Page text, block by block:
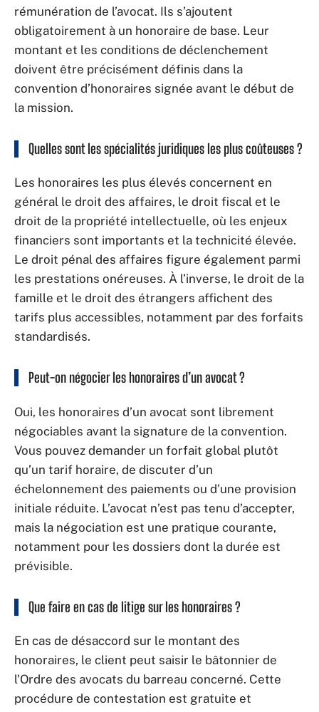
rémunération de l’avocat. Ils s’ajoutent
obligatoirement à un honoraire de base. Leur
montant et les conditions de déclenchement
doivent être précisément définis dans la
convention d’honoraires signée avant le début de
la mission.
Quelles sont les spécialités juridiques les plus coûteuses ?
Les honoraires les plus élevés concernent en
général le droit des affaires, le droit fiscal et le
droit de la propriété intellectuelle, où les enjeux
financiers sont importants et la technicité élevée.
Le droit pénal des affaires figure également parmi
les prestations onéreuses. À l’inverse, le droit de la
famille et le droit des étrangers affichent des
tarifs plus accessibles, notamment par des forfaits
standardisés.
Peut-on négocier les honoraires d’un avocat ?
Oui, les honoraires d’un avocat sont librement
négociables avant la signature de la convention.
Vous pouvez demander un forfait global plutôt
qu’un tarif horaire, de discuter d’un
échelonnement des paiements ou d’une provision
initiale réduite. L’avocat n’est pas tenu d’accepter,
mais la négociation est une pratique courante,
notamment pour les dossiers dont la durée est
prévisible.
Que faire en cas de litige sur les honoraires ?
En cas de désaccord sur le montant des
honoraires, le client peut saisir le bâtonnier de
l’Ordre des avocats du barreau concerné. Cette
procédure de contestation est gratuite et